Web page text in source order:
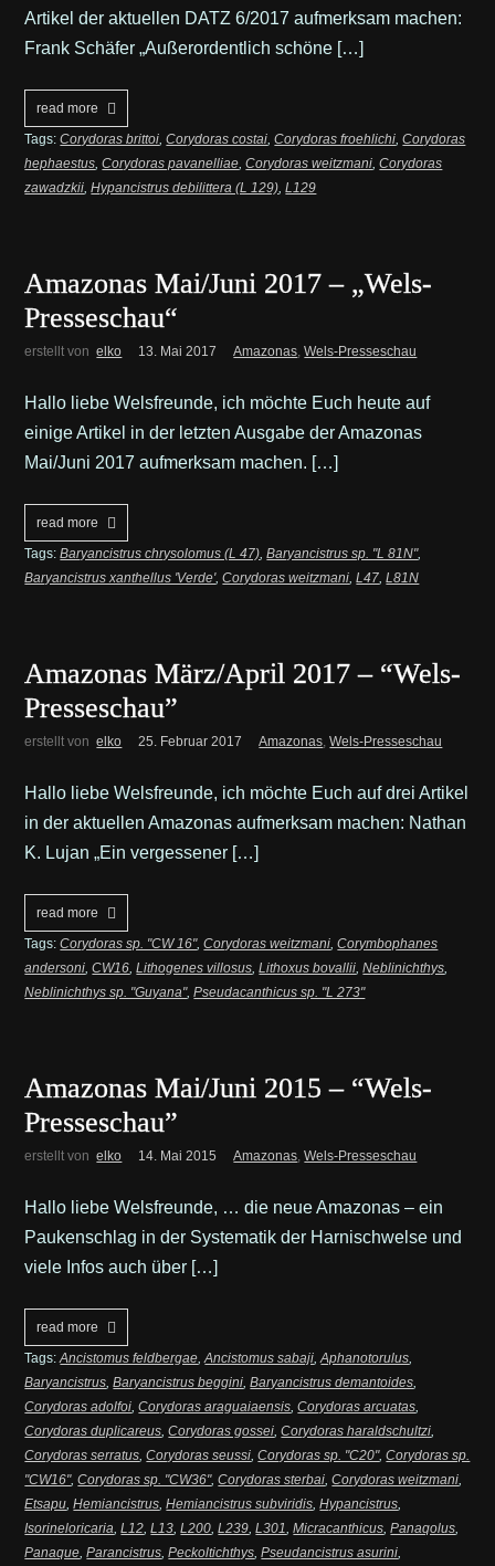
Artikel der aktuellen DATZ 6/2017 aufmerksam machen:
Frank Schäfer „Außerordentlich schöne […]
read more
Tags:Corydoras brittoi,Corydoras costai,Corydoras froehlichi,Corydoras
hephaestus,Corydoras pavanelliae,Corydoras weitzmani,Corydoras
zawadzkii,Hypancistrus debilittera (L 129),L129
Amazonas Mai/Juni 2017 – „Wels-
Presseschau“
erstellt von elko 13. Mai 2017 Amazonas,Wels-Presseschau
Hallo liebe Welsfreunde, ich möchte Euch heute auf
einige Artikel in der letzten Ausgabe der Amazonas
Mai/Juni 2017 aufmerksam machen. […]
read more
Tags:Baryancistrus chrysolomus (L 47),Baryancistrus sp. "L 81N",
Baryancistrus xanthellus 'Verde',Corydoras weitzmani,L47,L81N
Amazonas März/April 2017 – “Wels-
Presseschau”
erstellt von elko 25. Februar 2017 Amazonas,Wels-Presseschau
Hallo liebe Welsfreunde, ich möchte Euch auf drei Artikel
in der aktuellen Amazonas aufmerksam machen: Nathan
K. Lujan „Ein vergessener […]
read more
Tags:Corydoras sp. "CW 16",Corydoras weitzmani,Corymbophanes
andersoni,CW16,Lithogenes villosus,Lithoxus bovallii,Neblinichthys,
Neblinichthys sp. "Guyana",Pseudacanthicus sp. "L 273"
Amazonas Mai/Juni 2015 – “Wels-
Presseschau”
erstellt von elko 14. Mai 2015 Amazonas,Wels-Presseschau
Hallo liebe Welsfreunde, … die neue Amazonas – ein
Paukenschlag in der Systematik der Harnischwelse und
viele Infos auch über […]
read more
Tags:Ancistomus feldbergae,Ancistomus sabaji,Aphanotorulus,
Baryancistrus,Baryancistrus beggini,Baryancistrus demantoides,
Corydoras adolfoi,Corydoras araguaiaensis,Corydoras arcuatas,
Corydoras duplicareus,Corydoras gossei,Corydoras haraldschultzi,
Corydoras serratus,Corydoras seussi,Corydoras sp. "C20",Corydoras sp.
"CW16",Corydoras sp. "CW36",Corydoras sterbai,Corydoras weitzmani,
Etsapu,Hemiancistrus,Hemiancistrus subviridis,Hypancistrus,
Isorineloricaria,L12,L13,L200,L239,L301,Micracanthicus,Panaqolus,
Panaque,Parancistrus,Peckoltichthys,Pseudancistrus asurini,